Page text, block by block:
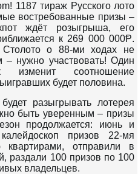
1187 тираж Русского лото
востребованные призы –
ждёт розыгрыша, его
к 269 000 000Ᵽ.
о 88-ми ходах не
– нужно участвовать! Один
изменит соотношение
будет половина.
разыгрывать лотерея
быть уверенным – призы
продолжается: июнь и
призов 22-мя
отправили в
раздали 100 призов по 100
владельцев.